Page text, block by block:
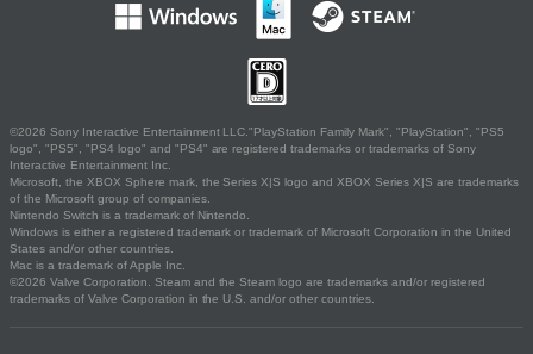
©2026 Sony Interactive Entertainment LLC."PlayStation Family Mark", "PlayStation", "PS5
logo", "PS5", "PS4 logo" and "PS4" are registered trademarks or trademarks of Sony
Interactive Entertainment Inc.
Microsoft, the XBOX Sphere mark, the Series X|S logo and XBOX Series X|S are trademarks
of the Microsoft group of companies.
Nintendo Switch is a trademark of Nintendo.
Windows is either a registered trademark or trademark of Microsoft Corporation in the United
States and/or other countries.
Mac is a trademark of Apple Inc.
©2026 Valve Corporation. Steam and the Steam logo are trademarks and/or registered
trademarks of Valve Corporation in the U.S. and/or other countries.